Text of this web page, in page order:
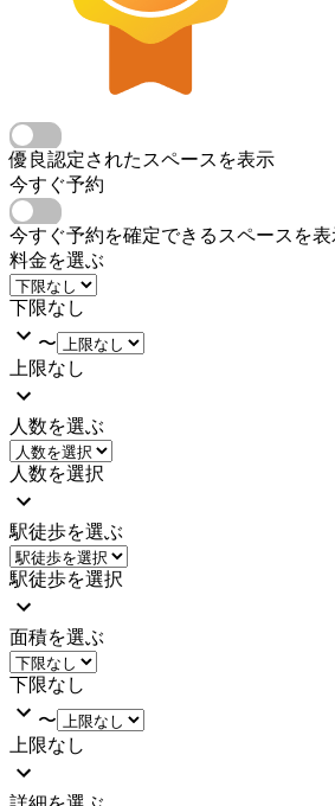
優良認定されたスペースを表示
今すぐ予約
今すぐ予約を確定できるスペースを
料金を選ぶ
下限なし
〜
上限なし
人数を選ぶ
人数を選択
駅徒歩を選ぶ
駅徒歩を選択
面積を選ぶ
下限なし
〜
上限なし